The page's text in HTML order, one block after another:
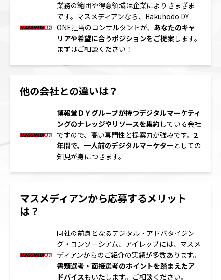
業務の範囲や得意領域は企業によりさまざま
です。マスメディアンなら、Hakuhodo DY
ONE担当のコンサルタントが、 あなたのキャ
リアや希望に合うポジションをご提案します。
まずはご相談ください！
他の会社との違いは？
博報堂ＤＹグループが持つデジタルマーケティ
ングのナレッジやリソースを集約 している会社
ですので、高い専門性と提案力が強みです。 2
年間で、一人前のデジタルマーケターとしての
知見が身につきます。
マスメディアンから応募するメリット
は？
同社の前身となるデジタル・アドバタイジン
グ・コンソーシアム、アイレップには、マスメ
ディアンからのご紹介の実績が多数あります。
書類選考・面接選考のポイントを踏まえたア
ドバイスもいたします。ご相談ください。